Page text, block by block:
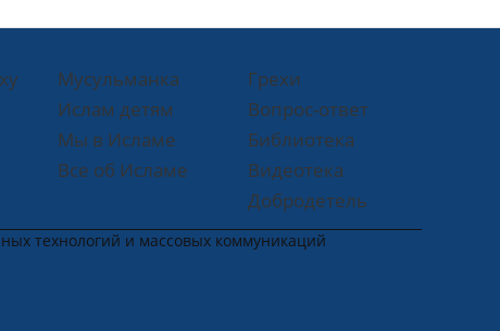
Мусульманка
Ислам детям
Мы в Исламе
Все об Исламе
Грехи
Вопрос-ответ
Библиотека
Видеотека
Добродетель
технологий и массовых коммуникаций